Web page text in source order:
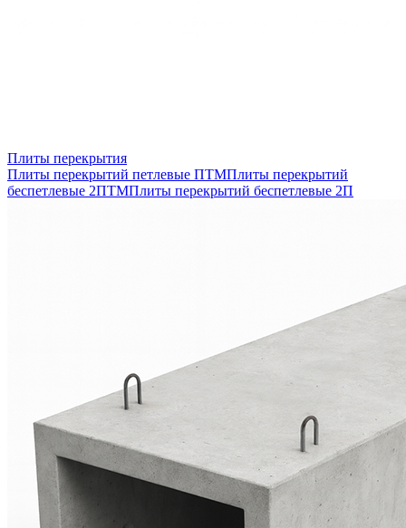
Плиты перекрытия
Плиты перекрытий петлевые ПТМПлиты перекрытий
беспетлевые 2ПТМПлиты перекрытий беспетлевые 2П